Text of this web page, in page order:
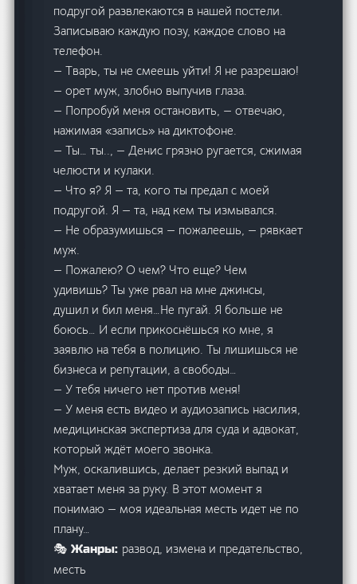
подругой развлекаются в нашей постели.
Записываю каждую позу, каждое слово на
телефон.
— Тварь, ты не смеешь уйти! Я не разрешаю!
— орет муж, злобно выпучив глаза.
— Попробуй меня остановить, — отвечаю,
нажимая «запись» на диктофоне.
— Ты… ты.., — Денис грязно ругается, сжимая
челюсти и кулаки.
— Что я? Я — та, кого ты предал с моей
подругой. Я — та, над кем ты измывался.
— Не образумишься — пожалеешь, — рявкает
муж.
— Пожалею? О чем? Что еще? Чем
удивишь? Ты уже рвал на мне джинсы,
душил и бил меня…Не пугай. Я больше не
боюсь… И если прикоснёшься ко мне, я
заявлю на тебя в полицию. Ты лишишься не
бизнеса и репутации, а свободы…
— У тебя ничего нет против меня!
— У меня есть видео и аудиозапись насилия,
медицинская экспертиза для суда и адвокат,
который ждёт моего звонка.
Муж, оскалившись, делает резкий выпад и
хватает меня за руку. В этот момент я
понимаю — моя идеальная месть идет не по
плану…
🎭 Жанры:развод, измена и предательство,
месть